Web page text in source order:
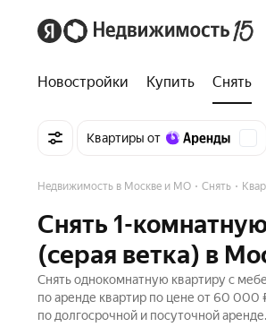
Новостройки Купить Снять
Квартиры от
Недвижимость в Москве и МО Снять
Снять 1-
(серая ветка) в
Снять однокомнатную квартиру с
по аренде квартир по цене от 60
по долгосрочной и посуточной аренде.